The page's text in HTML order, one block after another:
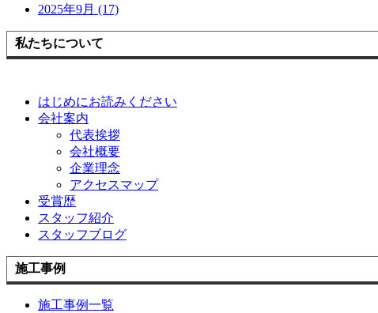
2025年9月 (17)
私たちについて
はじめにお読みください
会社案内
代表挨拶
会社概要
企業理念
アクセスマップ
受賞歴
スタッフ紹介
スタッフブログ
施工事例
施工事例一覧